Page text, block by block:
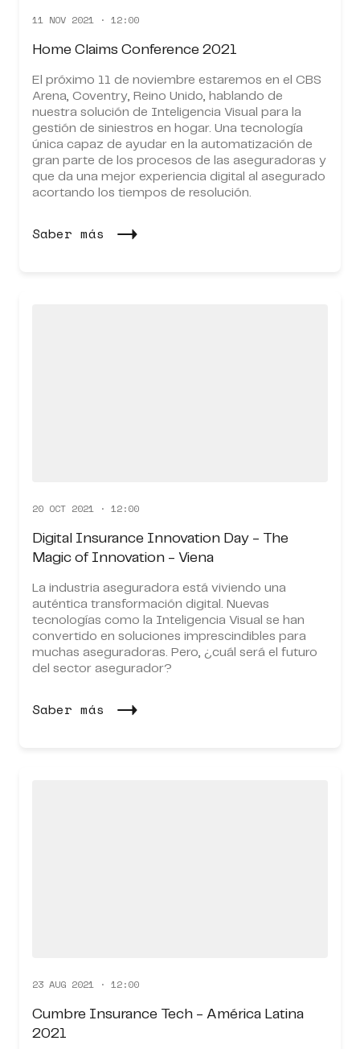
11 NOV 2021 · 12:00
Home Claims Conference 2021
El próximo 11 de noviembre estaremos en el CBS
Arena, Coventry, Reino Unido, hablando de
nuestra solución de Inteligencia Visual para la
gestión de siniestros en hogar. Una tecnología
única capaz de ayudar en la automatización de
gran parte de los procesos de las aseguradoras y
que da una mejor experiencia digital al asegurado
acortando los tiempos de resolución.
Saber más
20 OCT 2021 · 12:00
Digital Insurance Innovation Day - The
Magic of Innovation - Viena
La industria aseguradora está viviendo una
auténtica transformación digital. Nuevas
tecnologías como la Inteligencia Visual se han
convertido en soluciones imprescindibles para
muchas aseguradoras. Pero, ¿cuál será el futuro
del sector asegurador?
Saber más
23 AUG 2021 · 12:00
Cumbre Insurance Tech - América Latina
2021